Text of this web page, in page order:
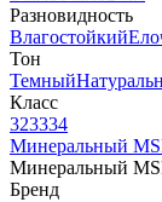
Разновидность
Влагостойкий
Тон
Темный
Класс
323334
Минеральный
Минеральный
Бренд